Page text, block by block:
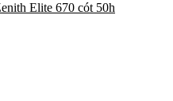
Elite 670 cót 50h